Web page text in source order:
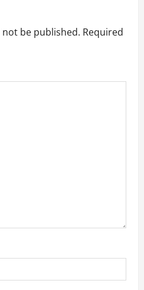
be published. Required